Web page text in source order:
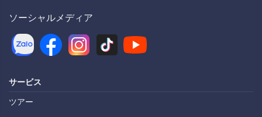
ソーシャルメディア
サービス
ツアー